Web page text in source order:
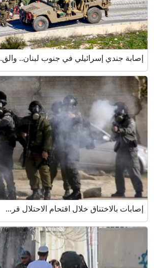
إصابة جندي إسرائيلي في جنوب لبنان..
إصابات بالاختناق خلال اقتحام الاحتلال قر...